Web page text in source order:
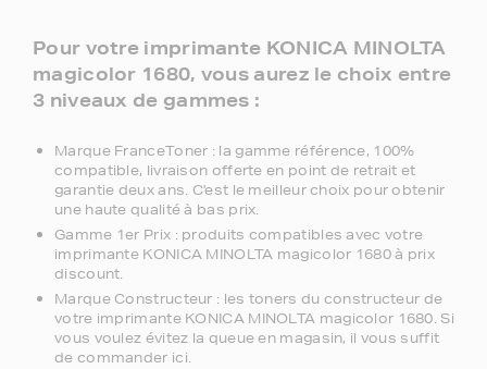
Pour votre imprimante KONICA MINOLTA
magicolor 1680, vous aurez le choix entre
3 niveaux de gammes :
Marque FranceToner : la gamme référence, 100%
compatible, livraison offerte en point de retrait et
garantie deux ans. C'est le meilleur choix pour obtenir
une haute qualité à bas prix.
Gamme 1er Prix : produits compatibles avec votre
imprimante KONICA MINOLTA magicolor 1680 à prix
discount.
Marque Constructeur : les toners du constructeur de
votre imprimante KONICA MINOLTA magicolor 1680. Si
vous voulez évitez la queue en magasin, il vous suffit
de commander ici.